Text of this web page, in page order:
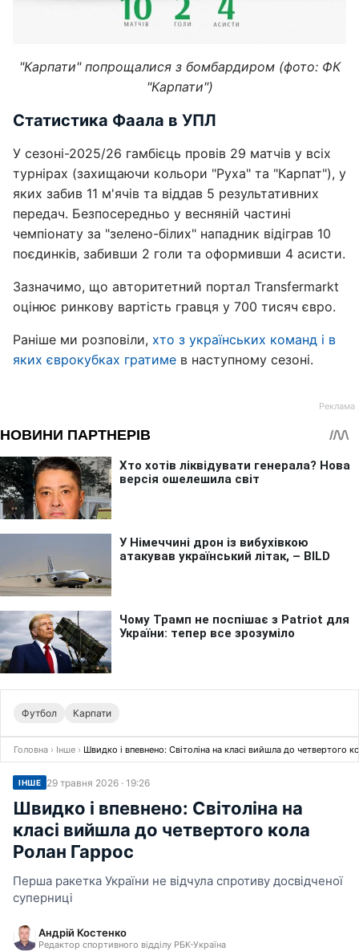
"Карпати" попрощалися з бомбардиром (фото: ФК
"Карпати")
Статистика Фаала в УПЛ
У сезоні-2025/26 гамбієць провів 29 матчів у всіх
турнірах (захищаючи кольори "Руха" та "Карпат"), у
яких забив 11 м'ячів та віддав 5 результативних
передач. Безпосередньо у весняній частині
чемпіонату за "зелено-білих" нападник відіграв 10
поєдинків, забивши 2 голи та оформивши 4 асисти.
Зазначимо, що авторитетний портал Transfermarkt
оцінює ринкову вартість гравця у 700 тисяч євро.
Раніше ми розповіли, хто з українських команд і в
яких єврокубках гратиме в наступному сезоні.
Футбол Карпати
Головна › Інше › Швидко і впевнено: Світоліна на класі вийшла до четвертого
ІНШЕ 29 травня 2026 · 19:26
Швидко і впевнено: Світоліна на
класі вийшла до четвертого кола
Ролан Гаррос
Перша ракетка України не відчула спротиву досвідченої
суперниці
Андрій Костенко
Редактор спортивного відділу РБК-Україна